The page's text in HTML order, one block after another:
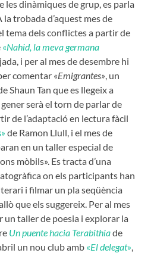
les dinàmiques de grup, es parla
trobada d’aquest mes de
tema dels conflictes a partir de
«Nahid, la meva germana
i per al mes de desembre hi
comentar «Emigrantes» , un
Shaun Tan que es llegeix a
serà el torn de parlar de
de l’adaptació en lectura fàcil
de Ramon Llull, i el mes de
en un taller especial de
mòbils». Es tracta d’una
on els participants han
i filmar un pla seqüència
que els suggereix. Per al mes
un taller de poesia i explorar la
Un puente hacia Terabithiade
un nou club amb «El delegat»